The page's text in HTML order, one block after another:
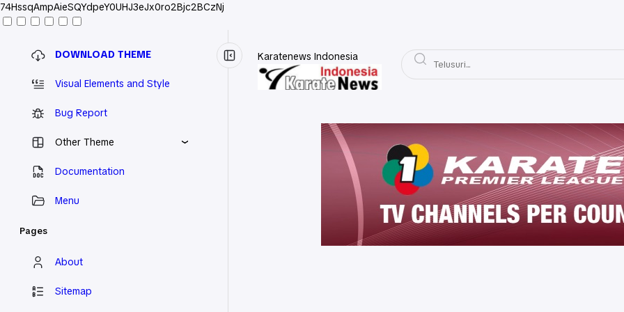
74HssqAmpAieSQYdpeY0UHJ3eJx0ro2Bjc2BCzNj
DOWNLOAD THEME
Visual Elements and Style
Bug Report
Other Theme
Documentation
Menu
Pages
About
Sitemap
Karatenews Indonesia